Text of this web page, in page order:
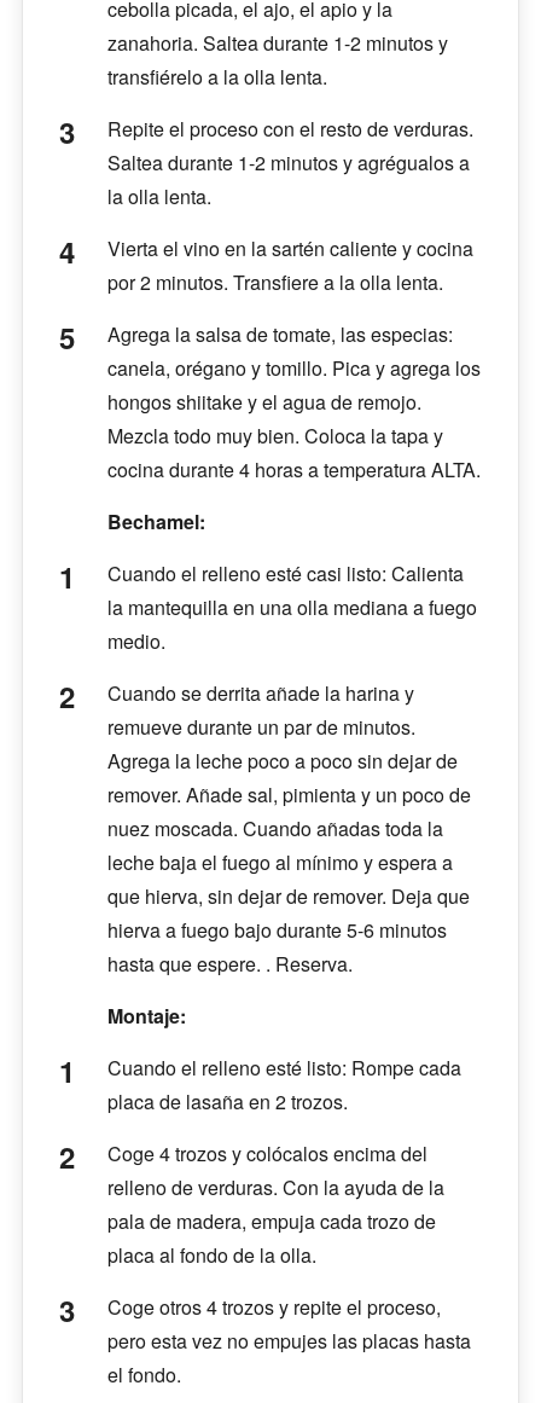
cebolla picada, el ajo, el apio y la
zanahoria. Saltea durante 1-2 minutos y
transfiérelo a la olla lenta.
Repite el proceso con el resto de verduras.
Saltea durante 1-2 minutos y agrégualos a
la olla lenta.
Vierta el vino en la sartén caliente y cocina
por 2 minutos. Transfiere a la olla lenta.
Agrega la salsa de tomate, las especias:
canela, orégano y tomillo. Pica y agrega los
hongos shiitake y el agua de remojo.
Mezcla todo muy bien. Coloca la tapa y
cocina durante 4 horas a temperatura ALTA.
Bechamel:
Cuando el relleno esté casi listo: Calienta
la mantequilla en una olla mediana a fuego
medio.
Cuando se derrita añade la harina y
remueve durante un par de minutos.
Agrega la leche poco a poco sin dejar de
remover. Añade sal, pimienta y un poco de
nuez moscada. Cuando añadas toda la
leche baja el fuego al mínimo y espera a
que hierva, sin dejar de remover. Deja que
hierva a fuego bajo durante 5-6 minutos
hasta que espere. . Reserva.
Montaje:
Cuando el relleno esté listo: Rompe cada
placa de lasaña en 2 trozos.
Coge 4 trozos y colócalos encima del
relleno de verduras. Con la ayuda de la
pala de madera, empuja cada trozo de
placa al fondo de la olla.
Coge otros 4 trozos y repite el proceso,
pero esta vez no empujes las placas hasta
el fondo.